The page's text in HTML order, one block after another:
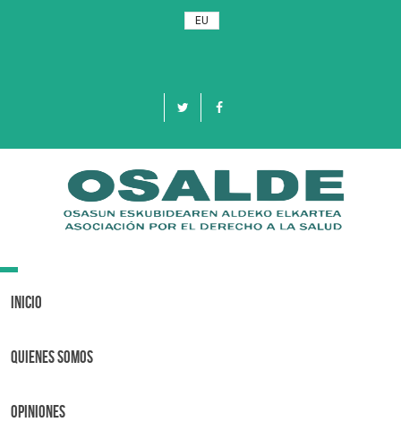
EU
Toggle
Inicio
Quienes Somos
OPINIONES